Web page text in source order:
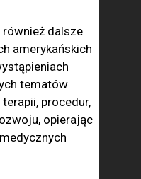
również dalsze
amerykańskich
tematów
procedur,
opierając